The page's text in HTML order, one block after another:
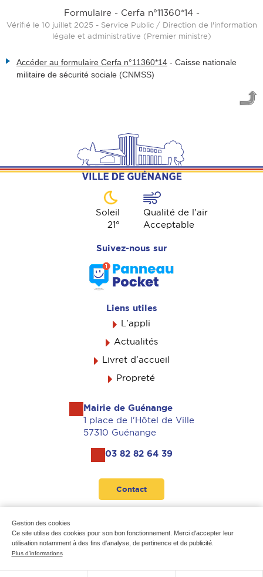
Gestion des cookies
Ce site utilise des cookies pour son bon fonctionnement. Merci d'accepter leur
utilisation notamment à des fins d'analyse, de pertinence et de publicité.
Plus d'informations
Formulaire - Cerfa n°11360*14 -
Vérifié le 10 juillet 2025 - Service Public / Direction de l'information
légale et administrative (Premier ministre)
Accéder au formulaire Cerfa n°11360*14 - Caisse nationale
militaire de sécurité sociale (CNMSS)
Soleil
21°
Qualité de l'air
Acceptable
Suivez-nous sur
Liens utiles
L'appli
Actualités
Livret d’accueil
Propreté
Mairie de Guénange
1 place de l'Hôtel de Ville
57310 Guénange
03 82 82 64 39
Contact